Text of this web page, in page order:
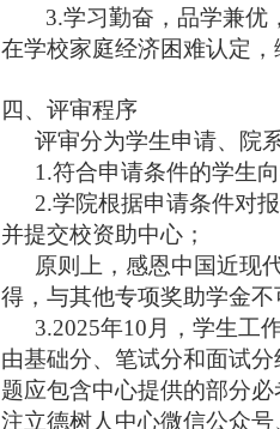
3.学习勤奋，品学兼优
在学校家庭经济困难认定
四、评审程序
评审分为学生申请、院
1.符合申请条件的学生
2.学院根据申请条件对
并提交校资助中心；
原则上，感恩中国近现
得，与其他专项奖助学金不
3.2025年10 月，学生工
由基础分、笔试分和面试
题应包含中心提供的部分
注立德树人中心微信公众号